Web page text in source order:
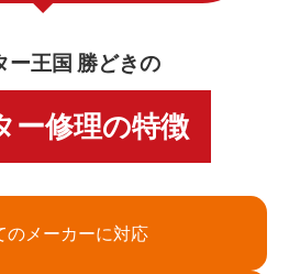
ー王国 勝どきの
ー修理の特徴
のメーカーに対応